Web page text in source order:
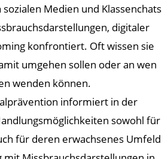
Medien und Klassenchats
digitaler
konfrontiert. Oft wissen sie
umgehen sollen oder an wen
wenden können.
informiert in der
sowohl für
für deren erwachsenes Umfeld